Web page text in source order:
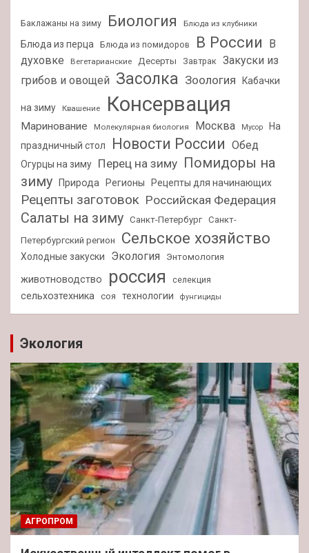
Баклажаны на зиму Биология Блюда из клубники
Блюда из перца Блюда из помидоров В России
В
духовке
Вегетарианские Десерты Завтрак
Закуски из
грибов и овощей Засолка Зоология Кабачки
на зиму Квашение Консервация
Маринование Молекулярная биология Москва Мусор
На
праздничный стол
Новости России Обед
Огурцы на зиму Перец на зиму Помидоры на
зиму Природа Регионы Рецепты для начинающих
Рецепты заготовок Российская Федерация
Салаты на зиму Санкт-Петербург Санкт-
Петербургский регион
Сельское хозяйство
Холодные закуски Экология Энтомология
животноводство россия селекция
сельхозтехника соя технологии фунгициды
Экология
АГРОПРОМ